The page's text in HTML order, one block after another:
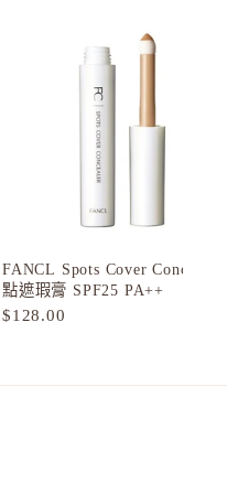
FANCL Spots Cover Concealer
點遮瑕膏 SPF25 PA++
$128.00